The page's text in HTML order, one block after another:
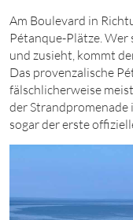
Am Boulevard in
Pétanque-Plätze. Wer
und zusieht, kommt
Das provenzalische
fälschlicherweise
der Strandpromenade
sogar der erste